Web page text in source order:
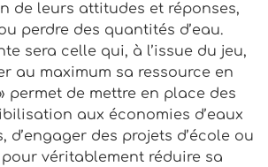
de leurs attitudes et réponses,
perdre des quantités d’eau.
sera celle qui, à l’issue du jeu,
au maximum sa ressource en
» permet de mettre en place des
aux économies d’eaux
d’engager des projets d’école ou
pour véritablement réduire sa